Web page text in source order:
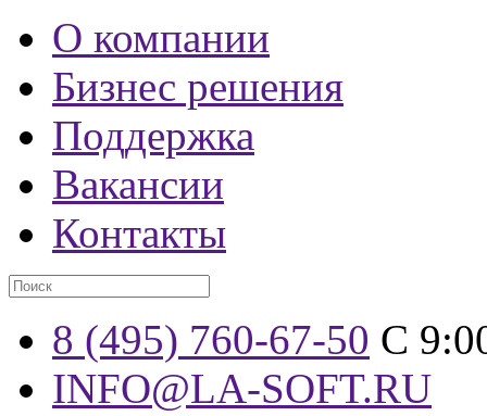
О компании
Бизнес решения
Поддержка
Вакансии
Контакты
8 (495) 760-67-50 С
INFO@LA-SOFT.RU